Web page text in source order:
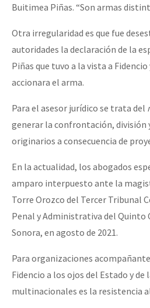
Buitimea Piñas. “Son armas
Otra irregularidad es que fue
autoridades la declaración de la
Piñas que tuvo a la vista a
accionara el arma.
Para el asesor jurídico se trata del
generar la confrontación, división
originarios a consecuencia de
En la actualidad, los abogados
amparo interpuesto ante la
Torre Orozco del Tercer Tribunal
Penal y Administrativa del Quinto
Sonora, en agosto de 2021.
Para organizaciones
Fidencio a los ojos del Estado y de
multinacionales es la resistencia